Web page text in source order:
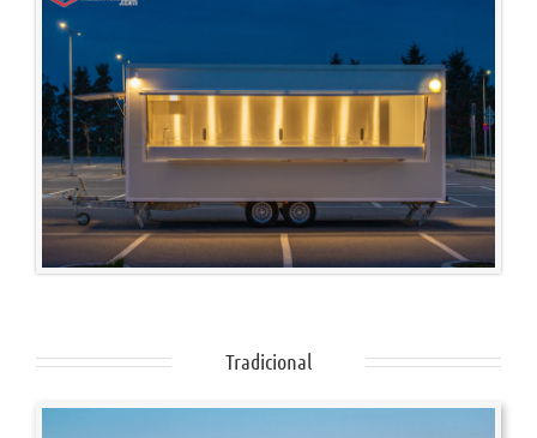
Tradicional